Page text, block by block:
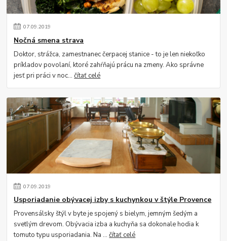
07.09.2019
Nočná smena strava
Doktor, strážca, zamestnanec čerpacej stanice - to je len niekoľko
príkladov povolaní, ktoré zahŕňajú prácu na zmeny. Ako správne
jesť pri práci v noc...čítať celé
07.09.2019
Usporiadanie obývacej izby s kuchynkou v štýle Provence
Provensálsky štýl v byte je spojený s bielym, jemným šedým a
svetlým drevom. Obývacia izba a kuchyňa sa dokonale hodia k
tomuto typu usporiadania. Na ...čítať celé